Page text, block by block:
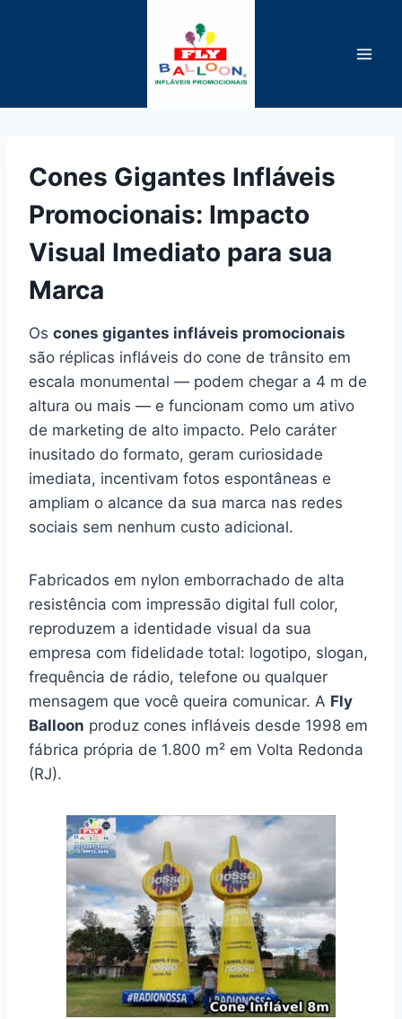
Cones Gigantes Infláveis
Promocionais: Impacto
Visual Imediato para sua
Marca
Os cones gigantes infláveis promocionais
são réplicas infláveis do cone de trânsito em
escala monumental — podem chegar a 4 m de
altura ou mais — e funcionam como um ativo
de marketing de alto impacto. Pelo caráter
inusitado do formato, geram curiosidade
imediata, incentivam fotos espontâneas e
ampliam o alcance da sua marca nas redes
sociais sem nenhum custo adicional.
Fabricados em nylon emborrachado de alta
resistência com impressão digital full color,
reproduzem a identidade visual da sua
empresa com fidelidade total: logotipo, slogan,
frequência de rádio, telefone ou qualquer
mensagem que você queira comunicar. A Fly
Balloon produz cones infláveis desde 1998 em
fábrica própria de 1.800 m² em Volta Redonda
(RJ).